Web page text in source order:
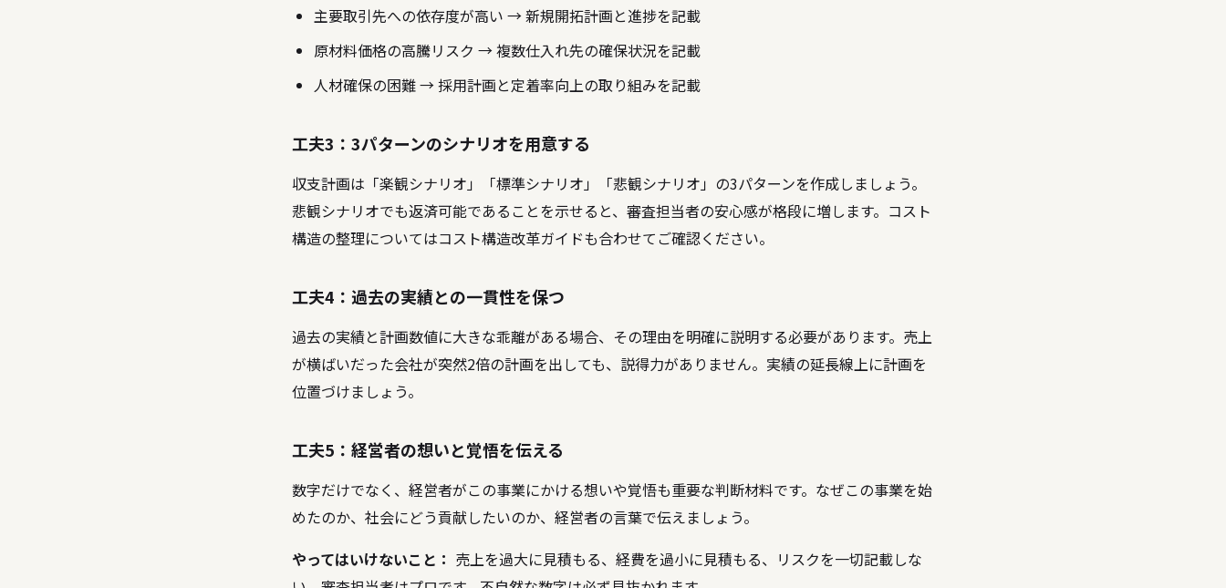
主要取引先への依存度が高い → 新規開拓計画と進捗を記載
原材料価格の高騰リスク → 複数仕入れ先の確保状況を記載
人材確保の困難 → 採用計画と定着率向上の取り組みを記載
工夫3：3パターンのシナリオを用意する
収支計画は「楽観シナリオ」「標準シナリオ」「悲観シナリオ」の3パターンを作成しましょう。
悲観シナリオでも返済可能であることを示せると、審査担当者の安心感が格段に増します。コスト
構造の整理についてはコスト構造改革ガイドも合わせてご確認ください。
工夫4：過去の実績との一貫性を保つ
過去の実績と計画数値に大きな乖離がある場合、その理由を明確に説明する必要があります。売上
が横ばいだった会社が突然2倍の計画を出しても、説得力がありません。実績の延長線上に計画を
位置づけましょう。
工夫5：経営者の想いと覚悟を伝える
数字だけでなく、経営者がこの事業にかける想いや覚悟も重要な判断材料です。なぜこの事業を始
めたのか、社会にどう貢献したいのか、経営者の言葉で伝えましょう。
やってはいけないこと： 売上を過大に見積もる、経費を過小に見積もる、リスクを一切記載しな